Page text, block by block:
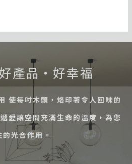
產品・好幸福
使每吋木頭，烙印著令人回味的
愛讓空間充滿生命的溫度，為您
的光合作用。